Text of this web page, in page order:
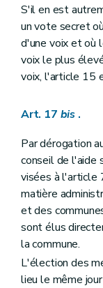
S'il en est
un vote secret
d'une voix et où
voix le plus
voix, l'article 15
Art. 17 bis .
Par dérogation
conseil de l'aide
visées à l'article
matière
et des
sont élus
la commune.
L'élection des
lieu le même